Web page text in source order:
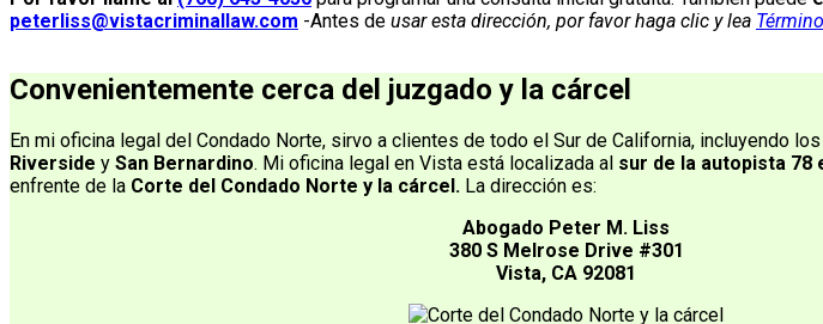
peterliss@vistacriminallaw.com -Antes de usar esta dirección, por favor haga clic y lea
Convenientemente cerca del juzgado y la cárcel
En mi oficina legal del Condado Norte, sirvo a clientes de todo el Sur de California, incluyendo los
Riverside y San Bernardino. Mi oficina legal en Vista está localizada al sur de la autopista 78
enfrente de la Corte del Condado Norte y la cárcel. La dirección es:
Abogado Peter M. Liss
380 S Melrose Drive #301
Vista, CA 92081